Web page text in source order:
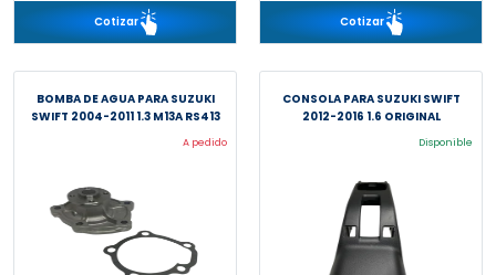
Cotizar Cotizar
BOMBA DE AGUA PARA SUZUKI
SWIFT 2004-2011 1.3 M13A RS413
A pedido
CONSOLA PARA SUZUKI SWIFT
2012-2016 1.6 ORIGINAL
Disponible